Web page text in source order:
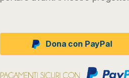
Dona con PayPal